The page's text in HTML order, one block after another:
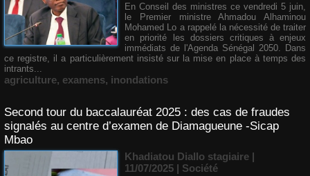
En Conseil des ministres ce vendredi 5 juin,
le Premier ministre Ahmadou Alhaminou
Mohamed Lo a rappelé la nécessité de traiter
en priorité les dossiers critiques à enjeux
immédiats de l'Agenda Sénégal 2050. Dans
ce registre, il a particulièrement insisté sur la mise en place à temps des
intrants...
agriculture, examens, inondations
Second tour du baccalauréat 2025 : des cas de fraudes
signalés au centre d’examen de Diamagueune -Sicap
Mbao
Khadiatou Diallo stagiaire |
11/07/2025 | Société